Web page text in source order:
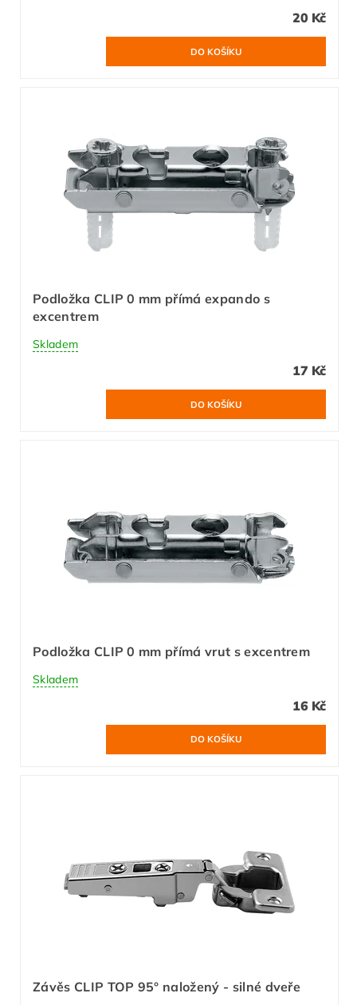
20 Kč
Podložka CLIP 0 mm přímá expando s
excentrem
Skladem
17 Kč
Podložka CLIP 0 mm přímá vrut s excentrem
Skladem
16 Kč
Závěs CLIP TOP 95° naložený - silné dveře